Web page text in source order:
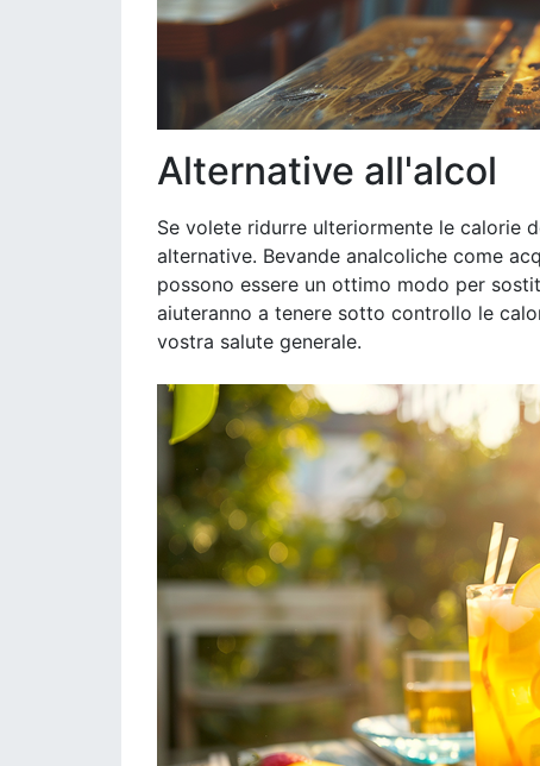
Alternative all'alcol
Se volete ridurre ulteriormente le calorie
alternative. Bevande analcoliche come
possono essere un ottimo modo per
aiuteranno a tenere sotto controllo le
vostra salute generale.